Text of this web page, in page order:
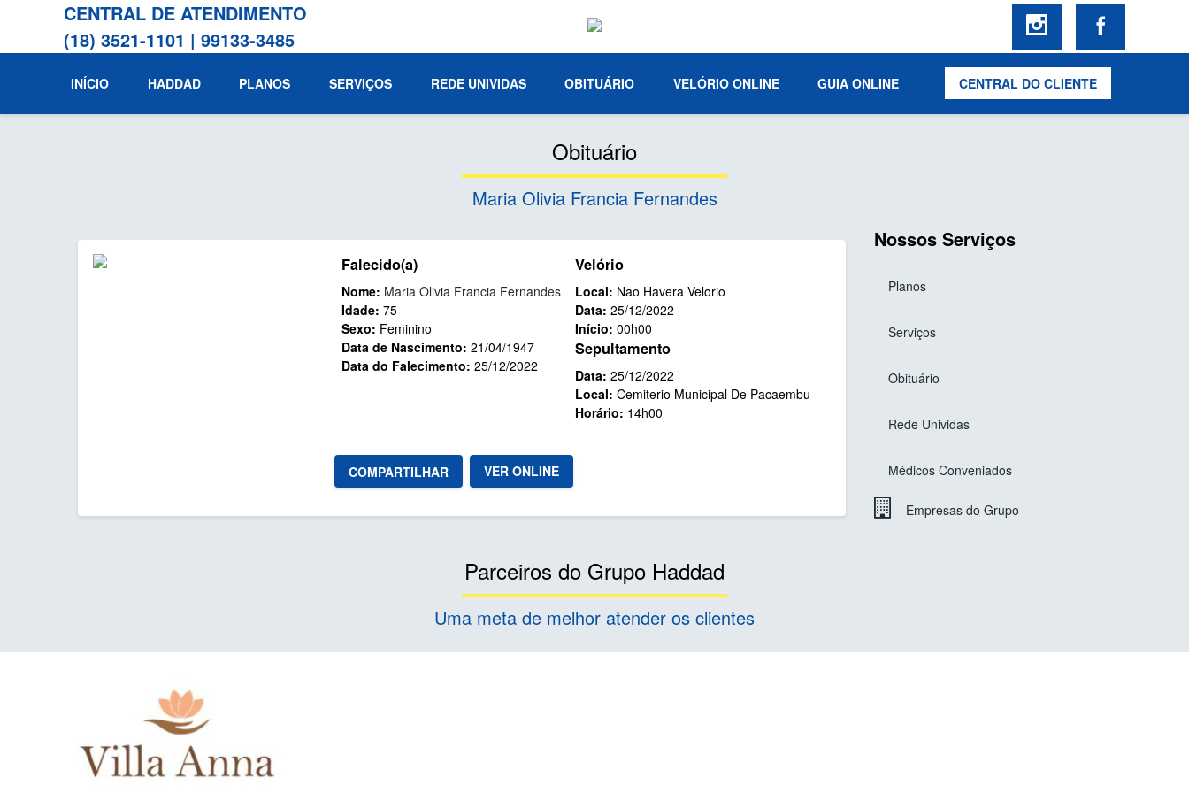
CENTRAL DE ATENDIMENTO
(18) 3521-1101 | 99133-3485
INÍCIO HADDAD PLANOS SERVIÇOS REDE UNIVIDAS OBITUÁRIO VELÓRIO ONLINE GUIA ONLINE CENTRAL DO CLIENTE
Obituário
Maria Olivia Francia Fernandes
Falecido(a)
Nome: Maria Olivia Francia Fernandes
Idade: 75
Sexo: Feminino
Data de Nascimento: 21/04/1947
Data do Falecimento: 25/12/2022
Velório
Local: Nao Havera Velorio
Data: 25/12/2022
Início: 00h00
Sepultamento
Data: 25/12/2022
Local: Cemiterio Municipal De Pacaembu
Horário: 14h00
COMPARTILHAR VER ONLINE
Nossos Serviços
Planos
Serviços
Obituário
Rede Unividas
Médicos Conveniados
Empresas do Grupo
Parceiros do Grupo Haddad
Uma meta de melhor atender os clientes